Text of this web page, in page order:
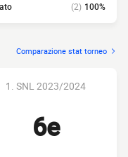
(2) 100%
Comparazione stat torneo
1. SNL 2023/2024
6e